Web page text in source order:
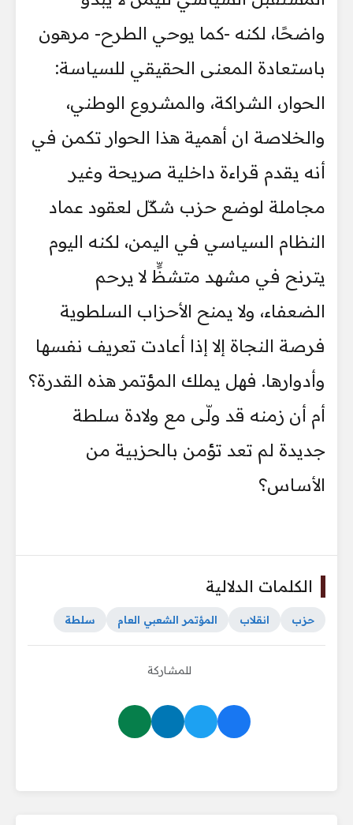
واضحًا، لكنه -كما يوحي الطرح- مرهون
باستعادة المعنى الحقيقي للسياسة:
الحوار، الشراكة، والمشروع الوطني،
والخلاصة ان أهمية هذا الحوار تكمن في
أنه يقدم قراءة داخلية صريحة وغير
مجاملة لوضع حزب شكّل لعقود عماد
النظام السياسي في اليمن، لكنه اليوم
يترنح في مشهد متشظٍّ لا يرحم
الضعفاء، ولا يمنح الأحزاب السلطوية
فرصة النجاة إلا إذا أعادت تعريف نفسها
وأدوارها. فهل يملك المؤتمر هذه القدرة؟
أم أن زمنه قد ولّى مع ولادة سلطة
جديدة لم تعد تؤمن بالحزبية من
الأساس؟
الكلمات الدلالية
حزب انقلاب المؤتمر الشعبي العام سلطة
للمشاركة